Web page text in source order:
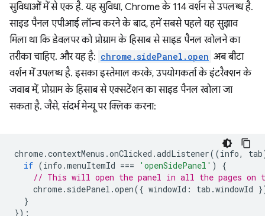
सुविधाओं में से एक है. यह सुविधा, Chrome के 114 वर्शन से उपलब्ध है.
साइड पैनल एपीआई लॉन्च करने के बाद, हमें सबसे पहले यह सुझाव
मिला था कि डेवलपर को प्रोग्राम के हिसाब से साइड पैनल खोलने का
तरीका चाहिए. और यह है: chrome.sidePanel.open अब बीटा
वर्शन में उपलब्ध है. इसका इस्तेमाल करके, उपयोगकर्ता के इंटरैक्शन के
जवाब में, प्रोग्राम के हिसाब से एक्सटेंशन का साइड पैनल खोला जा
सकता है. जैसे, संदर्भ मेन्यू पर क्लिक करना:
chrome.contextMenus .onClicked .addListener((info, tab
if (info .menuItemId === 'openSidePanel' )
{
// This will open the panel in all the pages on
chrome. sidePanel .open({ windowId : tab .windowId
}
});